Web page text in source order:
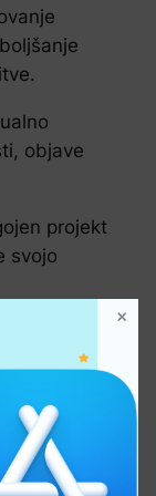
objave
projekt
svojo
v
定上海力